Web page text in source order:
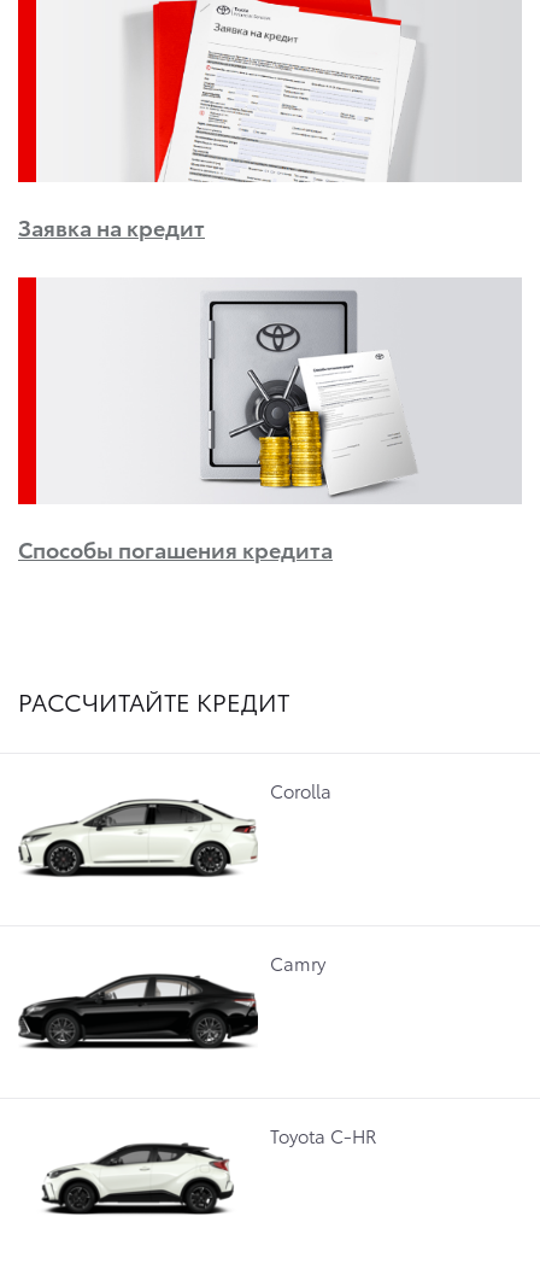
Заявка на кредит
Способы погашения кредита
РАССЧИТАЙТЕ КРЕДИТ
Corolla
Camry
Toyota C-HR